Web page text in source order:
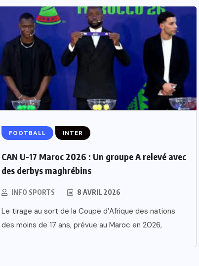
FOOTBALL INTER
CAN U-17 Maroc 2026 : Un groupe A relevé avec
des derbys maghrébins
INFO SPORTS 8 AVRIL 2026
Le tirage au sort de la Coupe d’Afrique des nations
des moins de 17 ans, prévue au Maroc en 2026,